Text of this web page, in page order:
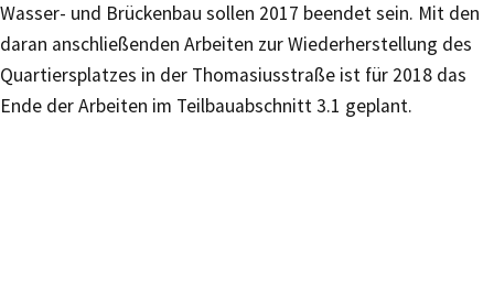
Wasser- und Brückenbau sollen 2017 beendet sein. Mit den
daran anschließenden Arbeiten zur Wiederherstellung des
Quartiersplatzes in der Thomasiusstraße ist für 2018 das
Ende der Arbeiten im Teilbauabschnitt 3.1 geplant.